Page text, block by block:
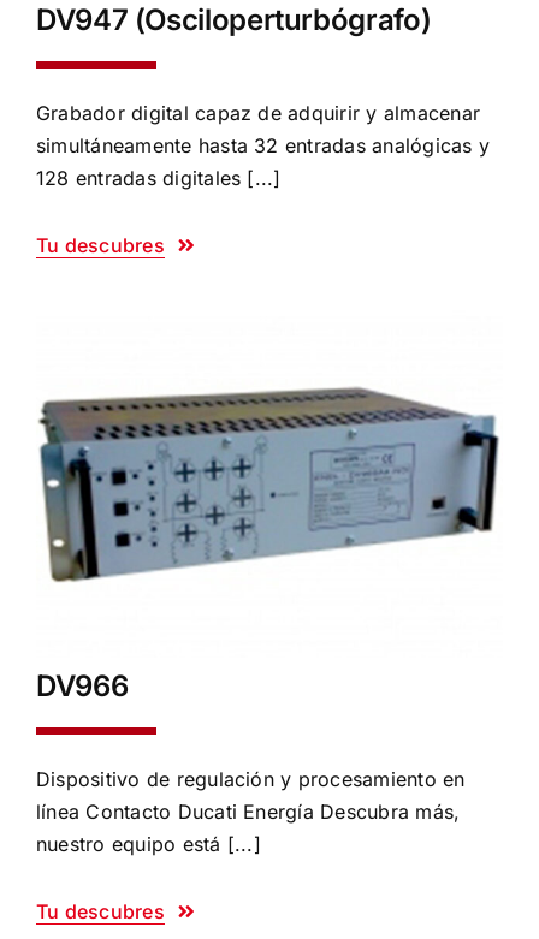
DV947 (Osciloperturbógrafo)
Grabador digital capaz de adquirir y almacenar
simultáneamente hasta 32 entradas analógicas y
128 entradas digitales [...]
Tu descubres
DV966
Dispositivo de regulación y procesamiento en
línea Contacto Ducati Energía Descubra más,
nuestro equipo está [...]
Tu descubres